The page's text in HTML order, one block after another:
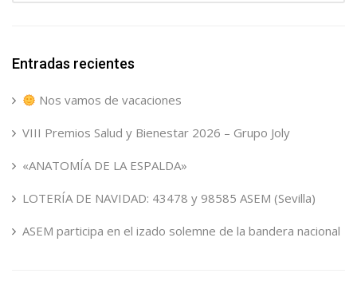
Entradas recientes
Nos vamos de vacaciones
VIII Premios Salud y Bienestar 2026 – Grupo Joly
«ANATOMÍA DE LA ESPALDA»
LOTERÍA DE NAVIDAD: 43478 y 98585 ASEM (Sevilla)
ASEM participa en el izado solemne de la bandera nacional